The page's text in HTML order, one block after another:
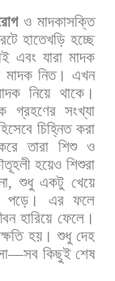
ও মাদকাসক্তি
হাতেখড়ি হচ্ছে
এবং যারা মাদক
মাদক নিত। এখন
নিয়ে থাকে।
গ্রহণের সংখ্যা
চিহ্নিত করা
তারা শিশু ও
হয়েও শিশুরা
, শুধু একটু খেয়ে
পড়ে। এর ফলে
হারিয়ে ফেলে।
ক্ষতি হয়। শুধু দেহ
—সব কিছুই শেষ